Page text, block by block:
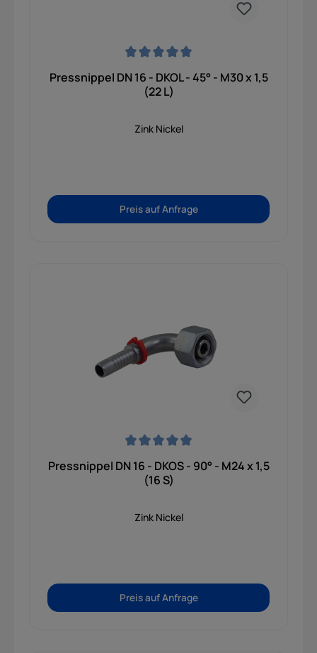
Pressnippel DN 16 - DKOL - 45° - M30 x 1,5
(22 L)
Zink Nickel
Preis auf Anfrage
Pressnippel DN 16 - DKOS - 90° - M24 x 1,5
(16 S)
Zink Nickel
Preis auf Anfrage